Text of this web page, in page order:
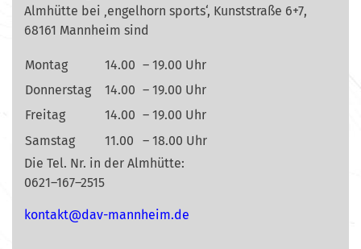
Almhütte bei ‚engelhorn sports‘, Kunststraße 6+7,
68161 Mannheim sind
Montag 14.00 – 19.00 Uhr
Donnerstag
14.00 – 19.00 Uhr
Freitag
14.00 – 19.00 Uhr
Samstag
11.00
– 18.00 Uhr
Die Tel. Nr. in der Almhütte:
0621–167–2515
ed.mi
ehnna
m-vad
@tkat
nok